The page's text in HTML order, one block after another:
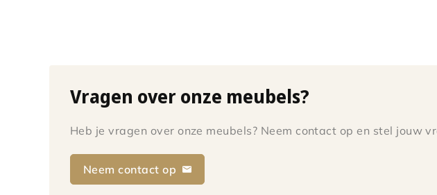
Vragen over onze meubels?
Heb je vragen over onze meubels? Neem contact op en stel jouw
Neem contact op